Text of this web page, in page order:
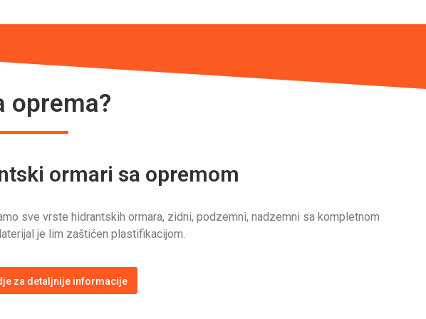
oprema?
ormari sa opremom
sve vrste hidrantskih ormara, zidni, podzemni, nadzemni sa kompletnom
je lim zaštićen plastifikacijom.
za detaljnije informacije